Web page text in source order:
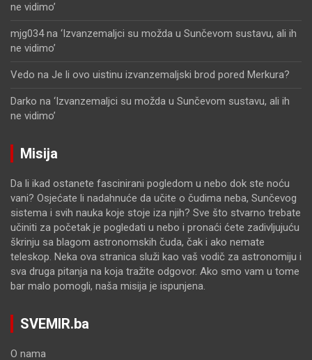
ne vidimo’
mjg034na ‘Izvanzemaljci su možda u Sunčevom sustavu, ali ih
ne vidimo’
Vedo na Je li ovo uistinu izvanzemaljski brod pored Merkura?
Darko na ‘Izvanzemaljci su možda u Sunčevom sustavu, ali ih
ne vidimo’
Misija
Da li ikad ostanete fascinirani pogledom u nebo dok ste noću
vani? Osjećate li nadahnuće da učite o čudima neba, Sunčevog
sistema i svih nauka koje stoje iza njih? Sve što stvarno trebate
učiniti za početak je pogledati u nebo i pronaći ćete zadivljujuću
škrinju sa blagom astronomskih čuda, čak i ako nemate
teleskop. Neka ova stranica služi kao vaš vodič za astronomiju i
sva druga pitanja na koja tražite odgovor. Ako smo vam u tome
bar malo pomogli, naša misija je ispunjena.
SVEMIR.ba
O nama